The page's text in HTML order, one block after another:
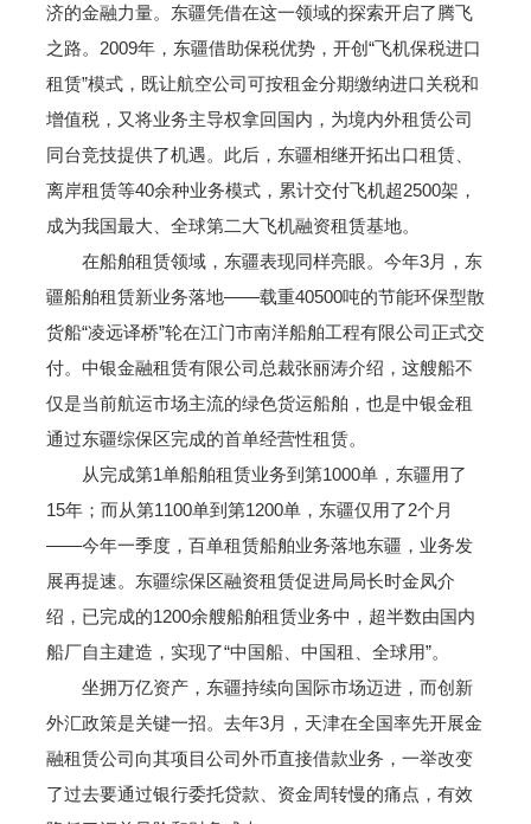
济的金融力量。东疆凭借在这一领域的探索开启了腾飞
之路。2009年，东疆借助保税优势，开创“飞机保税进口
租赁”模式，既让航空公司可按租金分期缴纳进口关税和
增值税，又将业务主导权拿回国内，为境内外租赁公司
同台竞技提供了机遇。此后，东疆相继开拓出口租赁、
离岸租赁等40余种业务模式，累计交付飞机超2500架，
成为我国最大、全球第二大飞机融资租赁基地。
在船舶租赁领域，东疆表现同样亮眼。今年3月，东
疆船舶租赁新业务落地——载重40500吨的节能环保型散
货船“凌远译桥”轮在江门市南洋船舶工程有限公司正式交
付。中银金融租赁有限公司总裁张丽涛介绍，这艘船不
仅是当前航运市场主流的绿色货运船舶，也是中银金租
通过东疆综保区完成的首单经营性租赁。
从完成第1单船舶租赁业务到第1000单，东疆用了
15年；而从第1100单到第1200单，东疆仅用了2个月
——今年一季度，百单租赁船舶业务落地东疆，业务发
展再提速。东疆综保区融资租赁促进局局长时金凤介
绍，已完成的1200余艘船舶租赁业务中，超半数由国内
船厂自主建造，实现了“中国船、中国租、全球用”。
坐拥万亿资产，东疆持续向国际市场迈进，而创新
外汇政策是关键一招。去年3月，天津在全国率先开展金
融租赁公司向其项目公司外币直接借款业务，一举改变
了过去要通过银行委托贷款、资金周转慢的痛点，有效